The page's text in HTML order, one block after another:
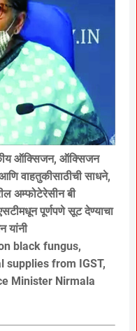
ऑक्सिजन, ऑक्सिजन
वाहतुकीसाठीची साधने,
अम्फोटेरेसीन बी
पूर्णपणे सूट देण्याचा
यांनी
black fungus,
supplies from IGST,
Minister Nirmala